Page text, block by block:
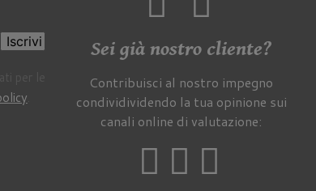
Iscrivi Sei già nostro cliente?
Contribuisci al nostro impegno
condividividendo la tua opinione sui
canali online di valutazione: